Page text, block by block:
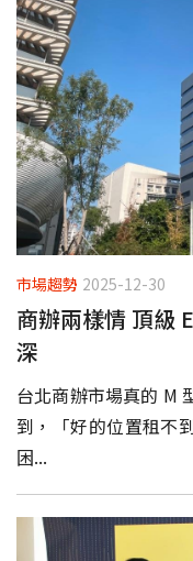
市場趨勢 2025-12-30
商辦兩樣情 頂級
深
台北商辦市場真的 M
到，「好的位置租不
困...